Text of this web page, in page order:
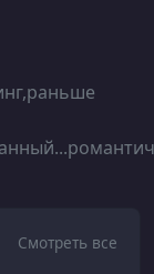
Смотреть все